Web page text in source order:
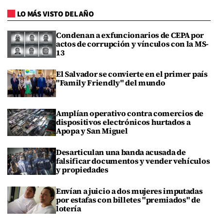
LO MÁS VISTO DEL AÑO
Condenan a exfuncionarios de CEPA por
actos de corrupción y vínculos con la MS-
13
El Salvador se convierte en el primer país
"Family Friendly" del mundo
Amplían operativo contra comercios de
dispositivos electrónicos hurtados a
Apopa y San Miguel
Desarticulan una banda acusada de
falsificar documentos y vender vehículos
y propiedades
Envían a juicio a dos mujeres imputadas
por estafas con billetes "premiados" de
lotería